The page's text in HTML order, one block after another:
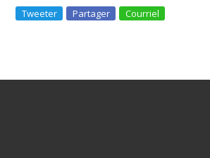
Tweeter Partager Courriel